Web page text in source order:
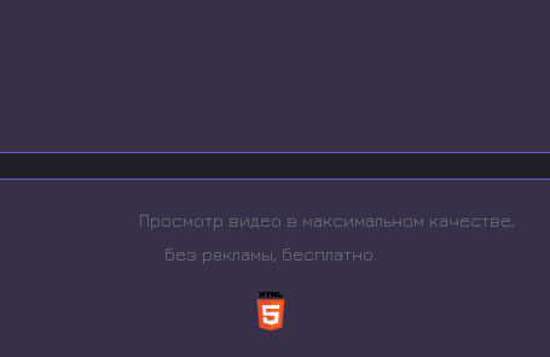
Просмотр видео в максимальном качестве,
без рeкламы, бесплатно.